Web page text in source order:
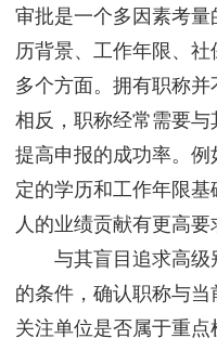
审批是一个多因素考
历背景、工作年限、
多个方面。拥有职称并
相反，职称经常需要
提高申报的成功率。
定的学历和工作年限
人的业绩贡献有更高要
与其盲目追求高级
的条件，确认职称与当
关注单位是否属于重